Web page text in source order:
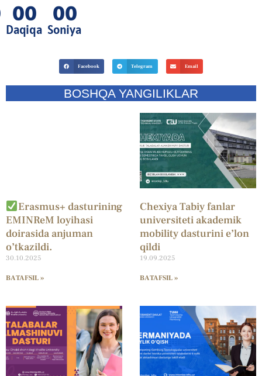
00
Daqiqa
00
Soniya
Facebook Telegram Email
BOSHQA YANGILIKLAR
Erasmus+ dasturining
EMINReM loyihasi
doirasida anjuman
o’tkazildi.
30.10.2025
BATAFSIL »
Chexiya Tabiy fanlar
universiteti akademik
mobility dasturini e’lon
qildi
19.09.2025
BATAFSIL »